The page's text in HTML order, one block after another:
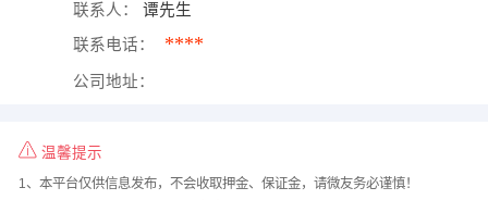
联系人： 谭先生
联系电话： ****
公司地址：
温馨提示
1、本平台仅供信息发布，不会收取押金、保证金，请微友务必谨慎！